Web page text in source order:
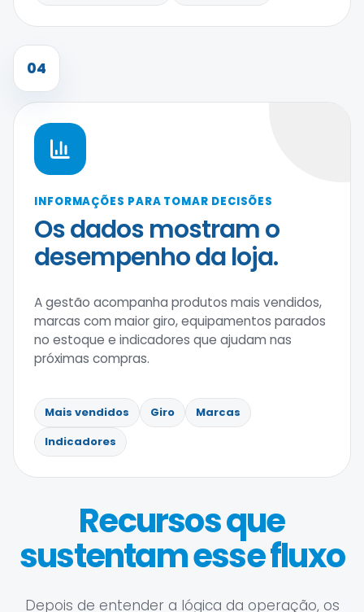
04
INFORMAÇÕES PARA TOMAR DECISÕES
Os dados mostram o
desempenho da loja.
A gestão acompanha produtos mais vendidos,
marcas com maior giro, equipamentos parados
no estoque e indicadores que ajudam nas
próximas compras.
Mais vendidos Giro
Marcas
Indicadores
Recursos que
sustentam esse fluxo
Depois de entender a lógica da operação, os